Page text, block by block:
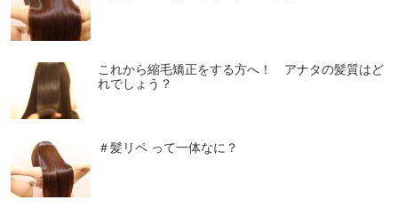
これから縮毛矯正をする方へ！ アナタの髪質はど
れでしょう？
＃髪リペ って一体なに？